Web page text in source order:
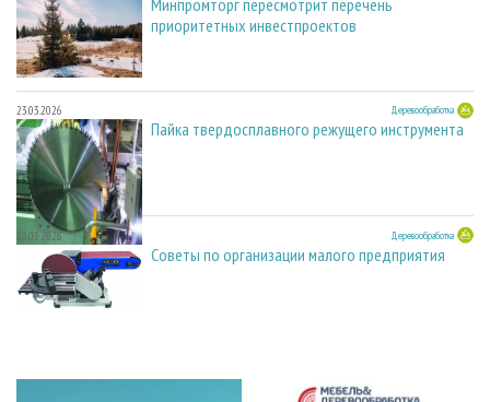
приоритетных инвестпроектов
23.03.2026 Деревообработка
Пайка твердосплавного режущего инструмента
23.03.2026 Деревообработка
Советы по организации малого предприятия